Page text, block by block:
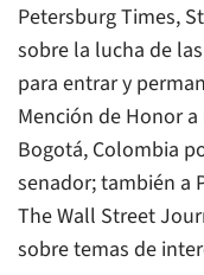
Petersburg Times,
sobre la lucha de
para entrar y
Mención de Honor
Bogotá, Colombia
senador; también a
The Wall Street
sobre temas de